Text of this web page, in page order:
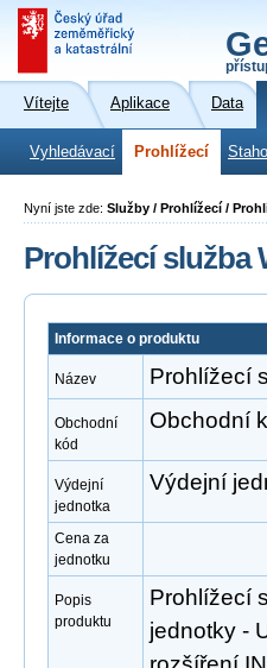
Vítejte Aplikace Data
Vyhledávací Prohlížecí
Nyní jste zde: Služby / Prohlížecí /
Prohlížecí služba
Informace o produktu
Název Prohlížecí
Obchodní
kód
Obchodní
Výdejní
jednotka
Výdejní
Cena za
jednotku
Popis
produktu
Prohlížecí
jednotky -